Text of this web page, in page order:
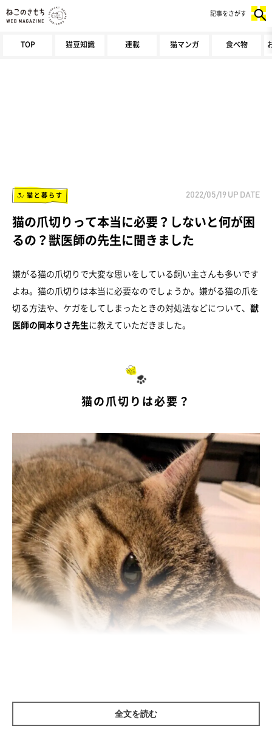
TOP 猫豆知識 連載 猫マンガ 食べ物
記事をさがす
猫と暮らす 2022/05/19 UP DATE
猫の爪切りって本当に必要？しないと何が困
るの？獣医師の先生に聞きました
嫌がる猫の爪切りで大変な思いをしている飼い主さんも多いです
よね。猫の爪切りは本当に必要なのでしょうか。嫌がる猫の爪を
切る方法や、ケガをしてしまったときの対処法などについて、 獣
医師の岡本りさ先生に教えていただきました。
猫の爪切りは必要？
外に出ることがある猫は、ケンカをするときや壁や木を登るとき
全文を読む